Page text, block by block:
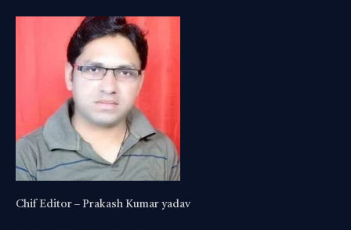
Chif Editor – Prakash Kumar yadav